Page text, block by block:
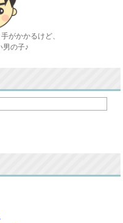
がかかるけど、
男の子♪